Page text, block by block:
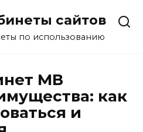
сайтов
по использованию
МВ
как
и